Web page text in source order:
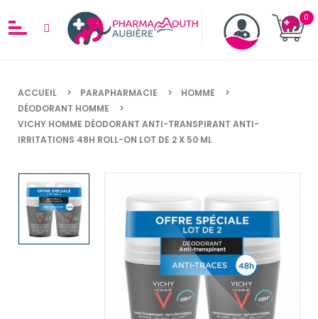
ACCUEIL PARAPHARMACIE
HOMME
DÉODORANT HOMME
VICHY HOMME DÉODORANT ANTI-TRANSPIRANT ANTI-
IRRITATIONS 48H ROLL-ON LOT DE 2 X 50 ML